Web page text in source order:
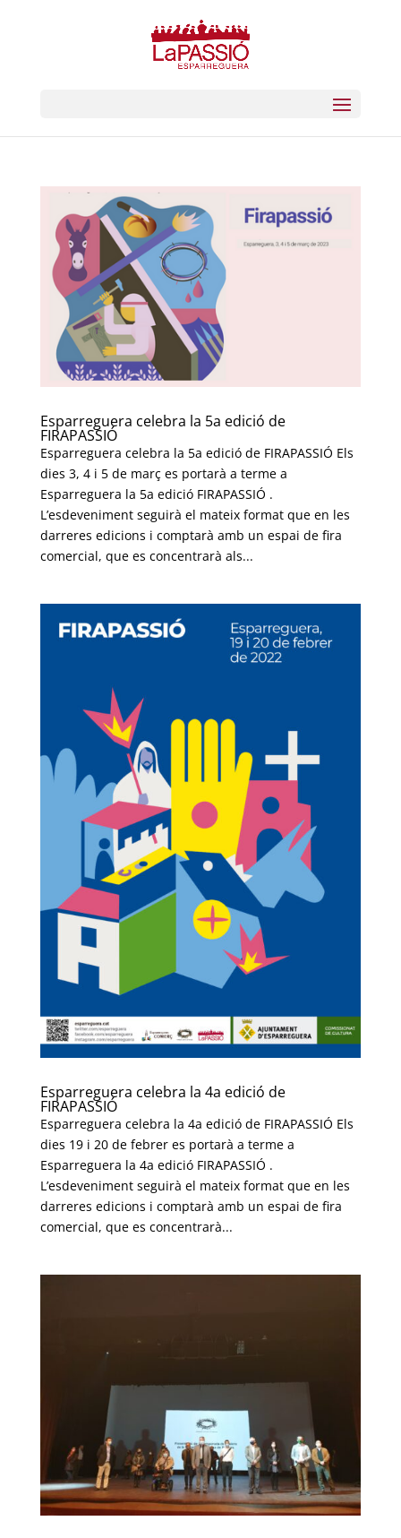
Esparreguera celebra la 5a edició de
FIRAPASSIÓ
Esparreguera celebra la 5a edició de FIRAPASSIÓ Els
dies 3, 4 i 5 de març es portarà a terme a
Esparreguera la 5a edició FIRAPASSIÓ .
L’esdeveniment seguirà el mateix format que en les
darreres edicions i comptarà amb un espai de fira
comercial, que es concentrarà als...
Esparreguera celebra la 4a edició de
FIRAPASSIÓ
Esparreguera celebra la 4a edició de FIRAPASSIÓ Els
dies 19 i 20 de febrer es portarà a terme a
Esparreguera la 4a edició FIRAPASSIÓ .
L’esdeveniment seguirà el mateix format que en les
darreres edicions i comptarà amb un espai de fira
comercial, que es concentrarà...